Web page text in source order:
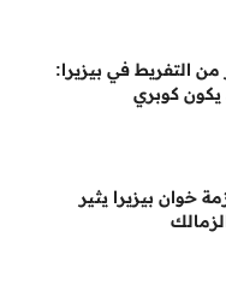
التفريط في بيزيرا:
يكون كوبري
خوان بيزيرا يثير